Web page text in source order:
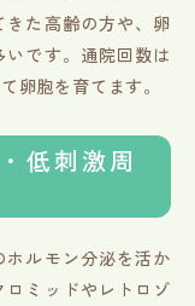
た高齢の方や、卵
です。通院回数は
卵胞を育てます。
低刺激周
ルモン分泌を活か
ミッドやレトロゾ